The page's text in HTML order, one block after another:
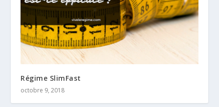
Régime SlimFast
octobre 9, 2018